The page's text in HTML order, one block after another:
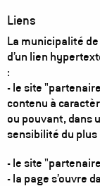
Liens
La municipalité
d’un lien
:
- le site
contenu à
ou pouvant, dans
sensibilité du
- le site
- la page s’ouvre